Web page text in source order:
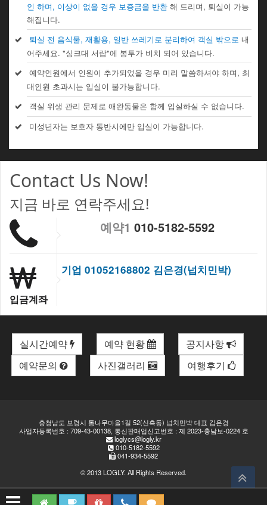
인 하며, 이상이 없을 경우 보증금을 반환해 드리며, 퇴실이 가능
해집니다.
퇴실 전 음식물, 재활용, 일반 쓰레기로 분리하여 객실 밖으로 내
어주세요. "싱크대 서랍"에 봉투가 비치 되어 있습니다.
예약인원에서 인원이 추가되었을 경우 미리 말씀하셔야 하며, 최
대인원 초과시는 입실이 불가능합니다.
객실 위생 관리 문제로 애완동물은 함께 입실하실 수 없습니다.
미성년자는 보호자 동반시에만 입실이 가능합니다.
Contact Us Now!
지금 바로 연락주세요!
예약1 010-5182-5592
입금계좌
기업 01052168802 김은경(넙치민박)
실시간예약 예약 현황
공지사항
예약문의
사진갤러리 여행후기
충청남도 보령시 통나무마을1길 52(신흑동) 넙치민박 대표 김은경
사업자등록번호 : 709-43-00138, 통신판매업신고번호 : 제 2023-충남보-0224 호
loglycs@logly.kr
010-5182-5592
041-934-5592
© 2013 LOGLY. All Rights Reserved.